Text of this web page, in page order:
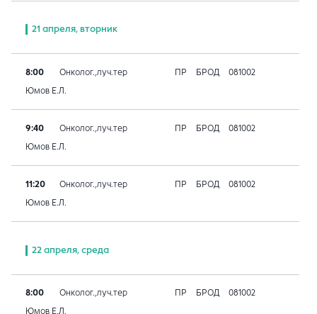
21 апреля, вторник
8:00 Онколог.,луч.тер ПР БРОД 081002
Юмов Е.Л.
9:40 Онколог.,луч.тер ПР БРОД 081002
Юмов Е.Л.
11:20 Онколог.,луч.тер ПР БРОД 081002
Юмов Е.Л.
22 апреля, среда
8:00 Онколог.,луч.тер ПР БРОД 081002
Юмов Е.Л.